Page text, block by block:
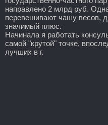
направлено 2 млрд руб.
перевешивают чашу весов,
значимый плюс.
Начинала я работать
самой "крутой" точке,
лучших в г.